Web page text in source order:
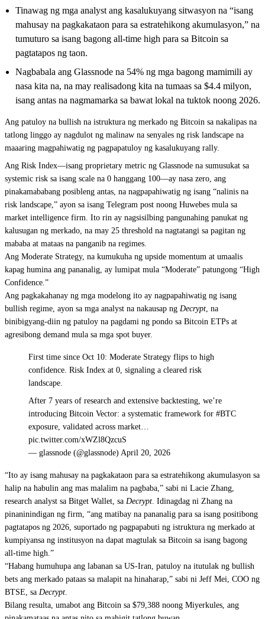
Tinawag ng mga analyst ang kasalukuyang sitwasyon na “isang
mahusay na pagkakataon para sa estratehikong akumulasyon,” na
tumuturo sa isang bagong all-time high para sa Bitcoin sa
pagtatapos ng taon.
Nagbabala ang Glassnode na 54% ng mga bagong mamimili ay
nasa kita na, na may realisadong kita na tumaas sa $4.4 milyon,
isang antas na nagmamarka sa bawat lokal na tuktok noong 2026.
Ang patuloy na bullish na istruktura ng merkado ng Bitcoin sa nakalipas na
tatlong linggo ay nagdulot ng malinaw na senyales ng risk landscape na
maaaring magpahiwatig ng pagpapatuloy ng kasalukuyang rally.
Ang Risk Index—isang proprietary metric ng Glassnode na sumusukat sa
systemic risk sa isang scale na 0 hanggang 100—ay nasa zero, ang
pinakamababang posibleng antas, na nagpapahiwatig ng isang “nalinis na
risk landscape,” ayon sa isang Telegram post noong Huwebes mula sa
market intelligence firm. Ito rin ay nagsisilbing pangunahing panukat ng
kalusugan ng merkado, na may 25 threshold na nagtatangi sa pagitan ng
mababa at mataas na panganib na regimes.
Ang Moderate Strategy, na kumukuha ng upside momentum at umaalis
kapag humina ang pananalig, ay lumipat mula “Moderate” patungong “High
Confidence.”
Ang pagkakahanay ng mga modelong ito ay nagpapahiwatig ng isang
bullish regime, ayon sa mga analyst na nakausap ng Decrypt, na
binibigyang-diin ng patuloy na pagdami ng pondo sa Bitcoin ETPs at
agresibong demand mula sa mga spot buyer.
First time since Oct 10: Moderate Strategy flips to high
confidence. Risk Index at 0, signaling a cleared risk
landscape.
After 7 years of research and extensive backtesting, we’re
introducing Bitcoin Vector: a systematic framework for #BTC
exposure, validated across market…
pic.twitter.com/xWZl8QzcuS
— glassnode (@glassnode) April 20, 2026
“Ito ay isang mahusay na pagkakataon para sa estratehikong akumulasyon sa
halip na habulin ang mas malalim na pagbaba,” sabi ni Lacie Zhang,
research analyst sa Bitget Wallet, sa Decrypt. Idinagdag ni Zhang na
pinaninindigan ng firm, “ang matibay na pananalig para sa isang positibong
pagtatapos ng 2026, suportado ng pagpapabuti ng istruktura ng merkado at
kumpiyansa ng institusyon na dapat magtulak sa Bitcoin sa isang bagong
all-time high.”
“Habang humuhupa ang labanan sa US-Iran, patuloy na itutulak ng bullish
bets ang merkado pataas sa malapit na hinaharap,” sabi ni Jeff Mei, COO ng
BTSE, sa Decrypt.
Bilang resulta, umabot ang Bitcoin sa $79,388 noong Miyerkules, ang